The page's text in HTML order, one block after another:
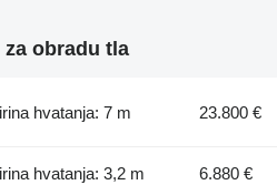
obradu tla
hvatanja: 7 m 23.800 €
hvatanja: 3,2 m 6.880 €